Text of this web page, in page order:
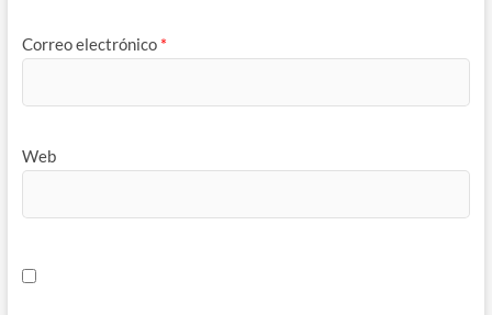
Correo electrónico *
Web